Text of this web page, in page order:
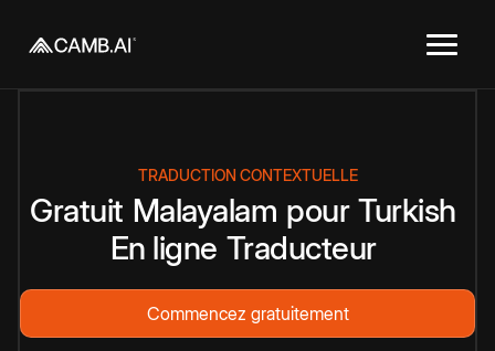
TRADUCTION CONTEXTUELLE
Gratuit Malayalam pour Turkish
En ligne Traducteur
Commencez gratuitement